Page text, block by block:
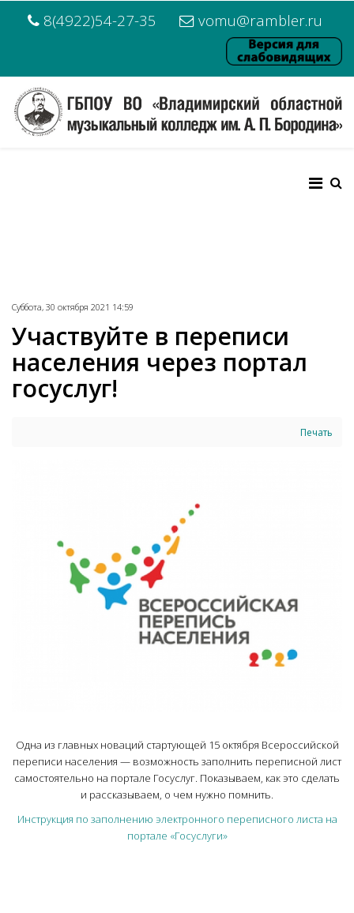
8(4922)54-27-35 vomu@rambler.ru
Суббота, 30 октября 2021 14:59
Участвуйте в переписи
населения через портал
госуслуг!
Печать
Одна из главных новаций стартующей 15 октября Всероссийской
переписи населения — возможность заполнить переписной лист
самостоятельно на портале Госуслуг. Показываем, как это сделать
и рассказываем, о чем нужно помнить.
Инструкция по заполнению электронного переписного листа на
портале «Госуслуги»